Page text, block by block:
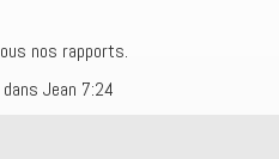
nos rapports.
Jean 7:24